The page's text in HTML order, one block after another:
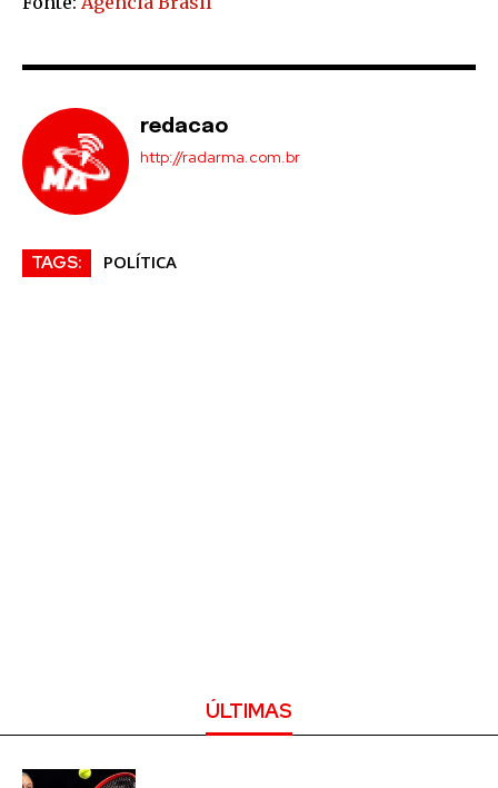
redacao
http://radarma.com.br
TAGS: POLÍTICA
ÚLTIMAS